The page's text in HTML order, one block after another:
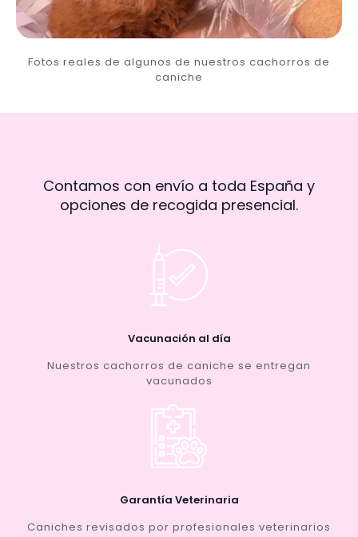
Fotos reales de algunos de nuestros cachorros de
caniche
Contamos con envío a toda España y
opciones de recogida presencial.
Vacunación al día
Nuestros cachorros de caniche se entregan
vacunados
Garantía Veterinaria
Caniches revisados por profesionales veterinarios